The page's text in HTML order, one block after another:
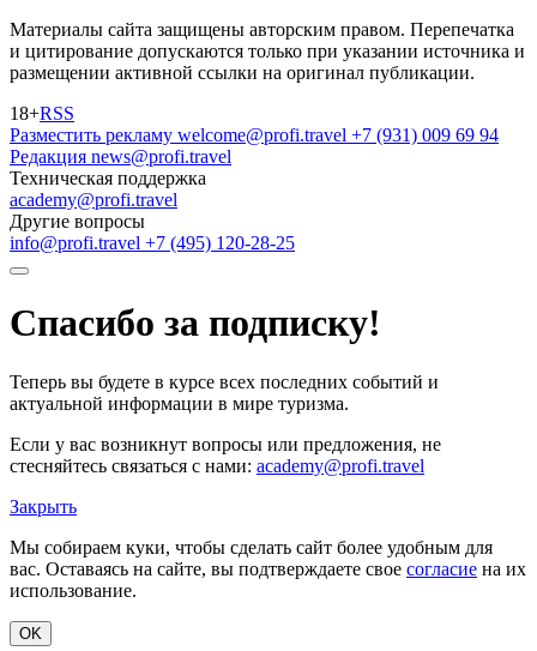
Материалы сайта защищены авторским правом. Перепечатка
и цитирование допускаются только при указании источника и
размещении активной ссылки на оригинал публикации.
18+RSS
Разместить рекламу welcome@profi.travel +7 (931) 009 69 94
Редакция news@profi.travel
Техническая поддержка
academy@profi.travel
Другие вопросы
info@profi.travel +7 (495) 120-28-25
Спасибо за подписку!
Теперь вы будете в курсе всех последних событий и
актуальной информации в мире туризма.
Если у вас возникнут вопросы или предложения, не
стесняйтесь связаться с нами: academy@profi.travel
Закрыть
Мы собираем куки, чтобы сделать сайт более удобным для
вас. Оставаясь на сайте, вы подтверждаете свое согласие на их
использование.
OK